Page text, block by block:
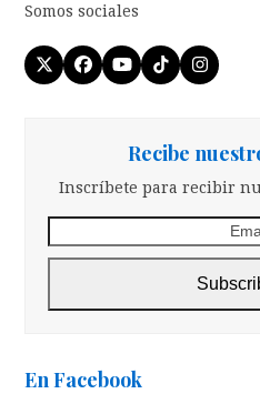
Somos sociales
Twitter
(deprecated)
Facebook
YouTube
Tiktok
Recibe
Inscríbete para recibir
En Facebook